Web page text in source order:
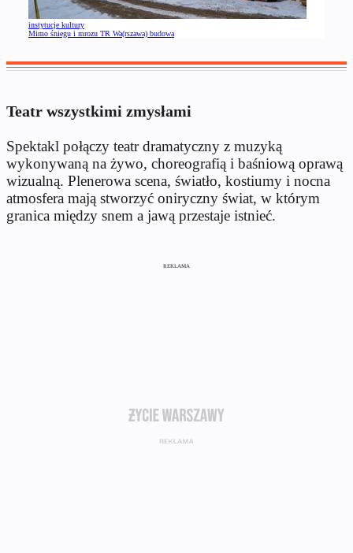
instytucje kultury
Mimo śniegu i mrozu TR Wa(rszawa) budowa
Teatr wszystkimi zmysłami
Spektakl połączy teatr dramatyczny z muzyką
wykonywaną na żywo, choreografią i baśniową oprawą
wizualną. Plenerowa scena, światło, kostiumy i nocna
atmosfera mają stworzyć oniryczny świat, w którym
granica między snem a jawą przestaje istnieć.
REKLAMA